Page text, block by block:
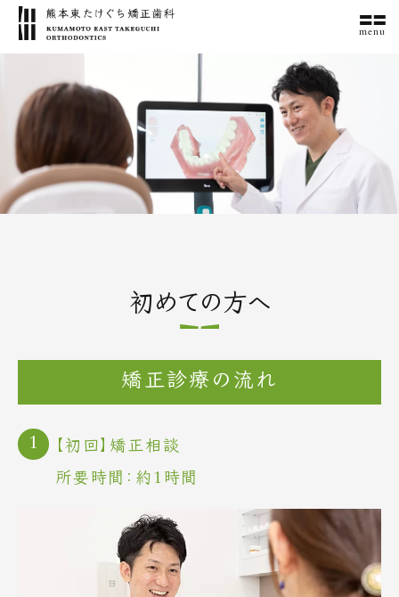
menu
初めての方へ
矯正診療の流れ
【初回】 矯正相談
所要時間：約1時間